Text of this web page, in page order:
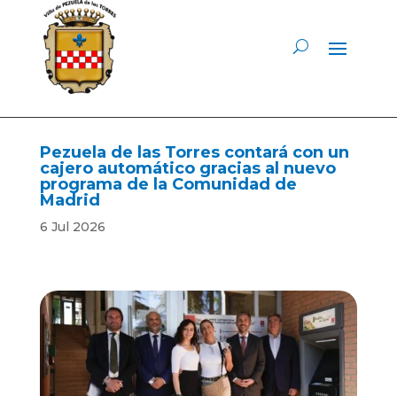
Pezuela de las Torres contará con un
cajero automático gracias al nuevo
programa de la Comunidad de
Madrid
6 Jul 2026